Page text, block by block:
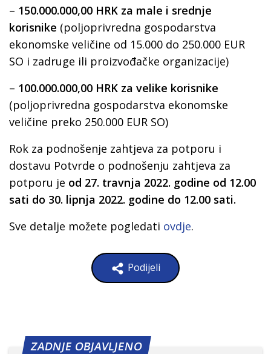
– 150.000.000,00 HRK za male i srednje
korisnike (poljoprivredna gospodarstva
ekonomske veličine od 15.000 do 250.000 EUR
SO i zadruge ili proizvođačke organizacije)
– 100.000.000,00 HRK za velike korisnike
(poljoprivredna gospodarstva ekonomske
veličine preko 250.000 EUR SO)
Rok za podnošenje zahtjeva za potporu i
dostavu Potvrde o podnošenju zahtjeva za
potporu je od 27. travnja 2022. godine od 12.00
sati do 30. lipnja 2022. godine do 12.00 sati.
Sve detalje možete pogledati ovdje.
Podijeli
ZADNJE OBJAVLJENO